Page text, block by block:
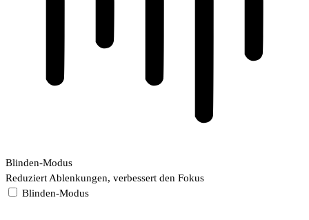
Blinden-Modus
Reduziert Ablenkungen, verbessert den Fokus
Blinden-Modus